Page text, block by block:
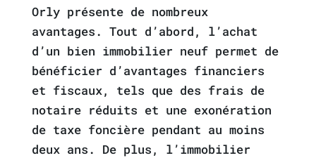
Orly présente de nombreux
avantages. Tout d’abord, l’achat
d’un bien immobilier neuf permet de
bénéficier d’avantages financiers
et fiscaux, tels que des frais de
notaire réduits et une exonération
de taxe foncière pendant au moins
deux ans. De plus, l’immobilier